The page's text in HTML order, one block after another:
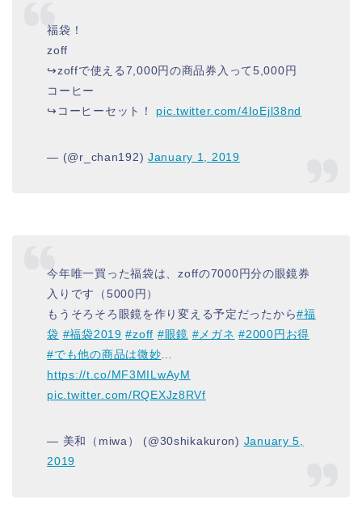
福袋！
zoff
↪︎zoffで使える7,000円の商品券入って5,000円
コーヒー
↪︎コーヒーセット！ pic.twitter.com/4IoEjl38nd
— (@r_chan192) January 1, 2019
今年唯一買った福袋は、zoffの7000円分の眼鏡券
入りです（5000円）
もうそろそろ眼鏡を作り変える予定だったから#福
袋 #福袋2019 #zoff #眼鏡 #メガネ #2000円お得
#でも他の商品は微妙
https://t.co/MF3MILwAyM
pic.twitter.com/RQEXJz8RVf
— 美和（miwa） (@30shikakuron) January 5,
2019